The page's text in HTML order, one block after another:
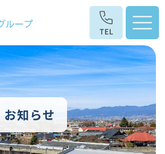
お知らせ